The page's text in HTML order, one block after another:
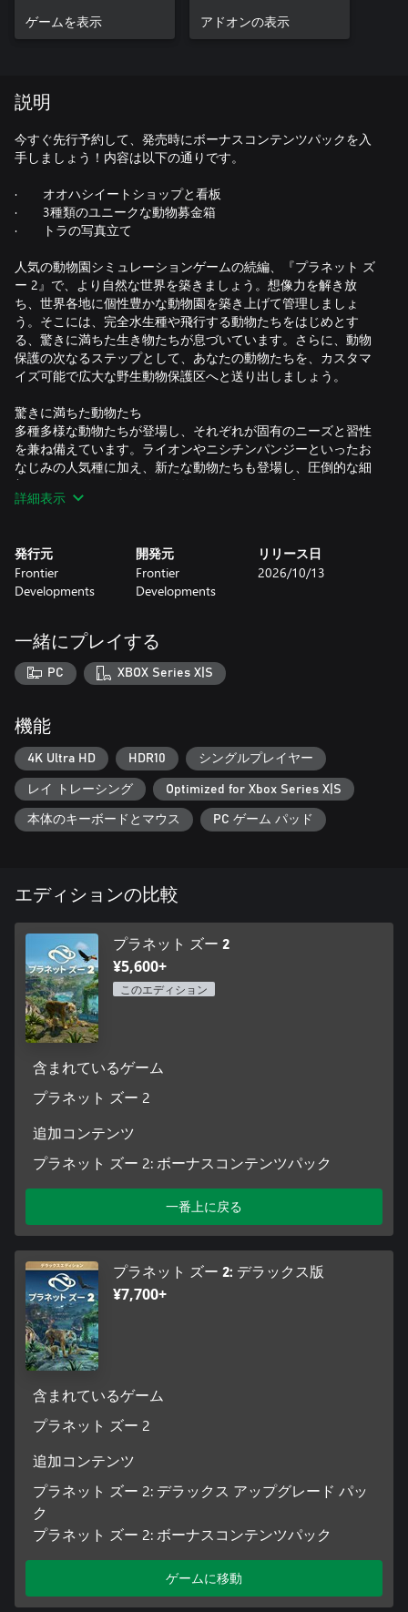
ゲームを表示 アドオンの表示
説明
今すぐ先行予約して、発売時にボーナスコンテンツパックを入
手しましょう！内容は以下の通りです。
· オオハシイートショップと看板
· 3種類のユニークな動物募金箱
· トラの写真立て
人気の動物園シミュレーションゲームの続編、『プラネット ズ
ー 2』で、より自然な世界を築きましょう。想像力を解き放
ち、世界各地に個性豊かな動物園を築き上げて管理しましょ
う。そこには、完全水生種や飛行する動物たちをはじめとす
る、驚きに満ちた生き物たちが息づいています。さらに、動物
保護の次なるステップとして、あなたの動物たちを、カスタマ
イズ可能で広大な野生動物保護区へと送り出しましょう。
驚きに満ちた動物たち
多種多様な動物たちが登場し、それぞれが固有のニーズと習性
を兼ね備えています。ライオンやニシチンパンジーといったお
なじみの人気種に加え、新たな動物たちも登場し、圧倒的な細
部へのこだわりで象徴的な動物園のラインナップを形作りま
す。
動物たちが自然に近い形で周囲の世界と関わっていけるよう、
美しい飼育エリアを整えましょう。驚異的に自然な動きと豊か
な感情表現により、動物のディテールと没入感は飛躍的に進
在として描かれます。
水中世界の魅力
ダイビングスーツの準備を！完全水生種がついに初登場を飾り
し、魅力的な水中生物たちを迎え入れましょう。カラフルな魚
群やツマグロ、タイマイなど、多彩な生物が織りなす新たな水
中世界が待っています！
空を舞う動物たち
鮮やかなオニオオハシや堂々たるヘビクイワシをはじめとす
る、多彩で魅力あふれる完全飛行種の鳥たちとともに、大いな
鳥たちを迎え入れれば、自由かつ安全に飛び回る環境を整える
ことができます。個性豊かな飼育エリアを滑空しながら、地上
と空の両方で見せるダイナミックな行動を観察しましょう。
野生動物保護区
保護活動は動物園の外へと広がります！世界規模の保全プロジ
ェクトに取り組み、特定の条件を満たすことで、あなたが築い
た生きた生態系の中にある、完全にカスタマイズ可能で広大
な、世界中の野生動物保護区へと、動物たちを解き放ちましょ
世界各地に広がる多様なバイオームに基づき、理想の動物園を
つの新たな景観テーマと、オリジナルの『プラネット ズー』か
ら引き継がれた 5 つの景観テーマにより、豊富な景観アイテム
既製の設計図を使って手軽にデザインすることも、『プラネッ
ト』シリーズを象徴するパーツ単位の建設ツールで自由に自分
自身の創造性を発揮することも可能です。
拡大や縮小、フレキシカラー、使いやすい通路設計システム等
を用いて細部に至るまで作り込み、さらに新たな植生や地形ブ
ラシを活用して、動物園や野生動物保護区に大胆な変化をもた
らしましょう。
魅力的な動物のために理想的な飼育エリアを構築し、来園者を
なる拡張の資金としてください。
日々の動物園を管理しながら、教育的要素に満ちた没入感のあ
る空間を作り上げましょう。さまざまなショップや施設を用意
して来園者のニーズに応え、充実した一日を提供しましょう。
さらにより自然な世界を
FEN (Fauna and Ecosystems Network、動物相および生態系ネッ
トワーク) に参加して、キャリアモードで世界を巡る楽しい冒険
を楽しみましょう。フランチャイズモードでは、動物園と野生
詳細表示
発行元
Frontier
Developments
開発元
Frontier
Developments
リリース日
2026/10/13
一緒にプレイする
PC XBOX Series X|S
機能
4K Ultra HD HDR10 シングルプレイヤー
レイ トレーシング Optimized for Xbox Series X|S
本体のキーボードとマウス PC ゲーム パッド
エディションの比較
プラネット ズー 2
¥5,600+
このエディション
含まれているゲーム
プラネット ズー 2
追加コンテンツ
プラネット ズー 2: ボーナスコンテンツパック
一番上に戻る
プラネット ズー 2: デラックス版
¥7,700+
含まれているゲーム
プラネット ズー 2
追加コンテンツ
プラネット ズー 2: デラックス アップグレード パッ
ク
プラネット ズー 2: ボーナスコンテンツパック
ゲームに移動